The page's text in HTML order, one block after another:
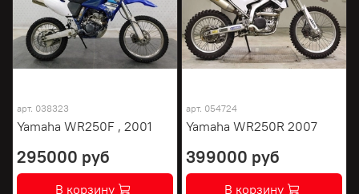
арт. 038323
Yamaha WR250F , 2001
295000 руб
В корзину
арт. 054724
Yamaha WR250R 2007
399000 руб
В корзину